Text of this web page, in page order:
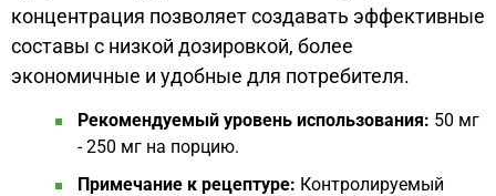
концентрация позволяет создавать эффективные
составы с низкой дозировкой, более
экономичные и удобные для потребителя.
Рекомендуемый уровень использования: 50 мг
- 250 мг на порцию.
Примечание к рецептуре: Контролируемый